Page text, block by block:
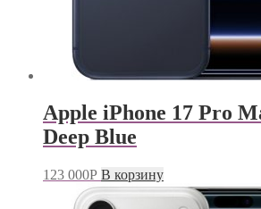
Apple iPhone 17 Pro
Deep Blue
123 000Р В корзину